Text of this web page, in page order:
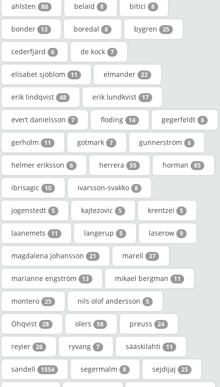
ahlsten 80 belaid 8 bitici 8
bonder 13 boredal 8 bygren 35
cederfjärd 6 de kock 7
elisabet sjöblom 11 elmander 22
erik lindqvist 48 erik lundkvist 17
evert danielsson 7 floding 14 gegerfeldt 6
gerholm 11 gotmark 7 gunnerström 6
helmer eriksson 6 herrera 55 horman 85
ibrisagic 10 ivarsson-svakko 8
jogenstedt 5 kajtezovic 5 krentzel 5
laanemets 11 langerup 5 laserow 9
magdalena johansson 21 marell 37
marianne engström 13 mikael bergman 11
montero 25 nils olof andersson 5
Öhqvist 28 olers 58 preuss 24
reyier 26 ryvang 7 sääskilahti 11
sandell 1554 segermalm 8 sejdijaj 25